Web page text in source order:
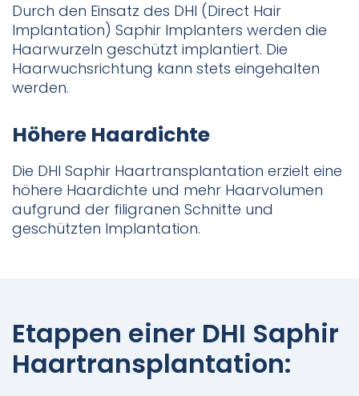
Durch den Einsatz des DHI (Direct Hair
Implantation) Saphir Implanters werden die
Haarwurzeln geschützt implantiert. Die
Haarwuchsrichtung kann stets eingehalten
werden.
Höhere Haardichte
Die DHI Saphir Haartransplantation erzielt eine
höhere Haardichte und mehr Haarvolumen
aufgrund der filigranen Schnitte und
geschützten Implantation.
Etappen einer DHI Saphir
Haartransplantation: